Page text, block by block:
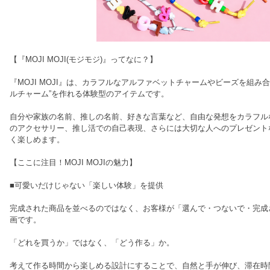
【『MOJI MOJI(モジモジ)』ってなに？】
『MOJI MOJI』は、カラフルなアルファベットチャームやビーズを組み
ルチャーム”を作れる体験型のアイテムです。
自分や家族の名前、推しの名前、好きな言葉など、自由な発想をカラフ
のアクセサリー、推し活での自己表現、さらには大切な人へのプレゼン
く楽しめます。
【ここに注目！MOJI MOJIの魅力】
■可愛いだけじゃない「楽しい体験」を提供
完成された商品を並べるのではなく、お客様が「選んで・つないで・完
画です。
「どれを買うか」ではなく、「どう作る」か。
考えて作る時間から楽しめる設計にすることで、自然と手が伸び、滞在